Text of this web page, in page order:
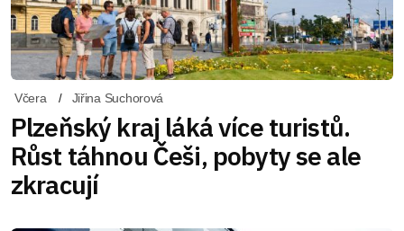
Včera Jiřina Suchorová
Plzeňský kraj láká více turistů.
Růst táhnou Češi, pobyty se ale
zkracují